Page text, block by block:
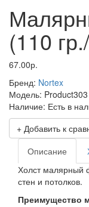
(110
67.00р.
Бренд: Nortex
Модель: Product303
Наличие: Есть в
+ Добавить к
Описание
Холст малярный
стен и потолков.
Преимущество